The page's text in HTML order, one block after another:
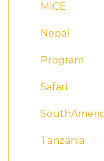
MICE
Nepal
Program
Safari
Tanzania